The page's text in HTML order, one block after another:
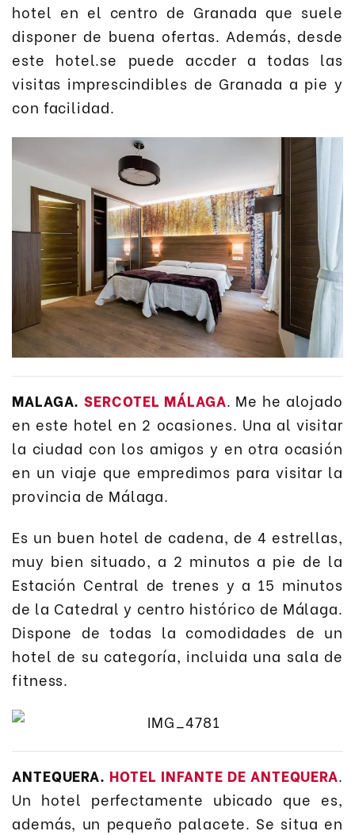
hotel en el centro de Granada que suele
disponer de buena ofertas. Además, desde
este hotel.se puede accder a todas las
visitas imprescindibles de Granada a pie y
con facilidad.
MALAGA. SERCOTEL MÁLAGA. Me he alojado
en este hotel en 2 ocasiones. Una al visitar
la ciudad con los amigos y en otra ocasión
en un viaje que empredimos para visitar la
provincia de Málaga.
Es un buen hotel de cadena, de 4 estrellas,
muy bien situado, a 2 minutos a pie de la
Estación Central de trenes y a 15 minutos
de la Catedral y centro histórico de Málaga.
Dispone de todas la comodidades de un
hotel de su categoría, incluida una sala de
fitness.
ANTEQUERA. HOTEL INFANTE DE ANTEQUERA.
Un hotel perfectamente ubicado que es,
además, un pequeño palacete. Se situa en